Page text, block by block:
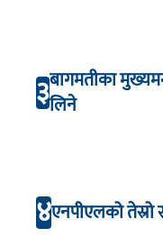
३बागमतीका
लिने
४एनपीएलको